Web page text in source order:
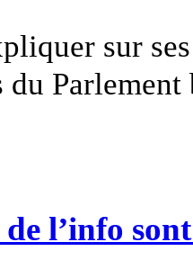
sur
du
l’info